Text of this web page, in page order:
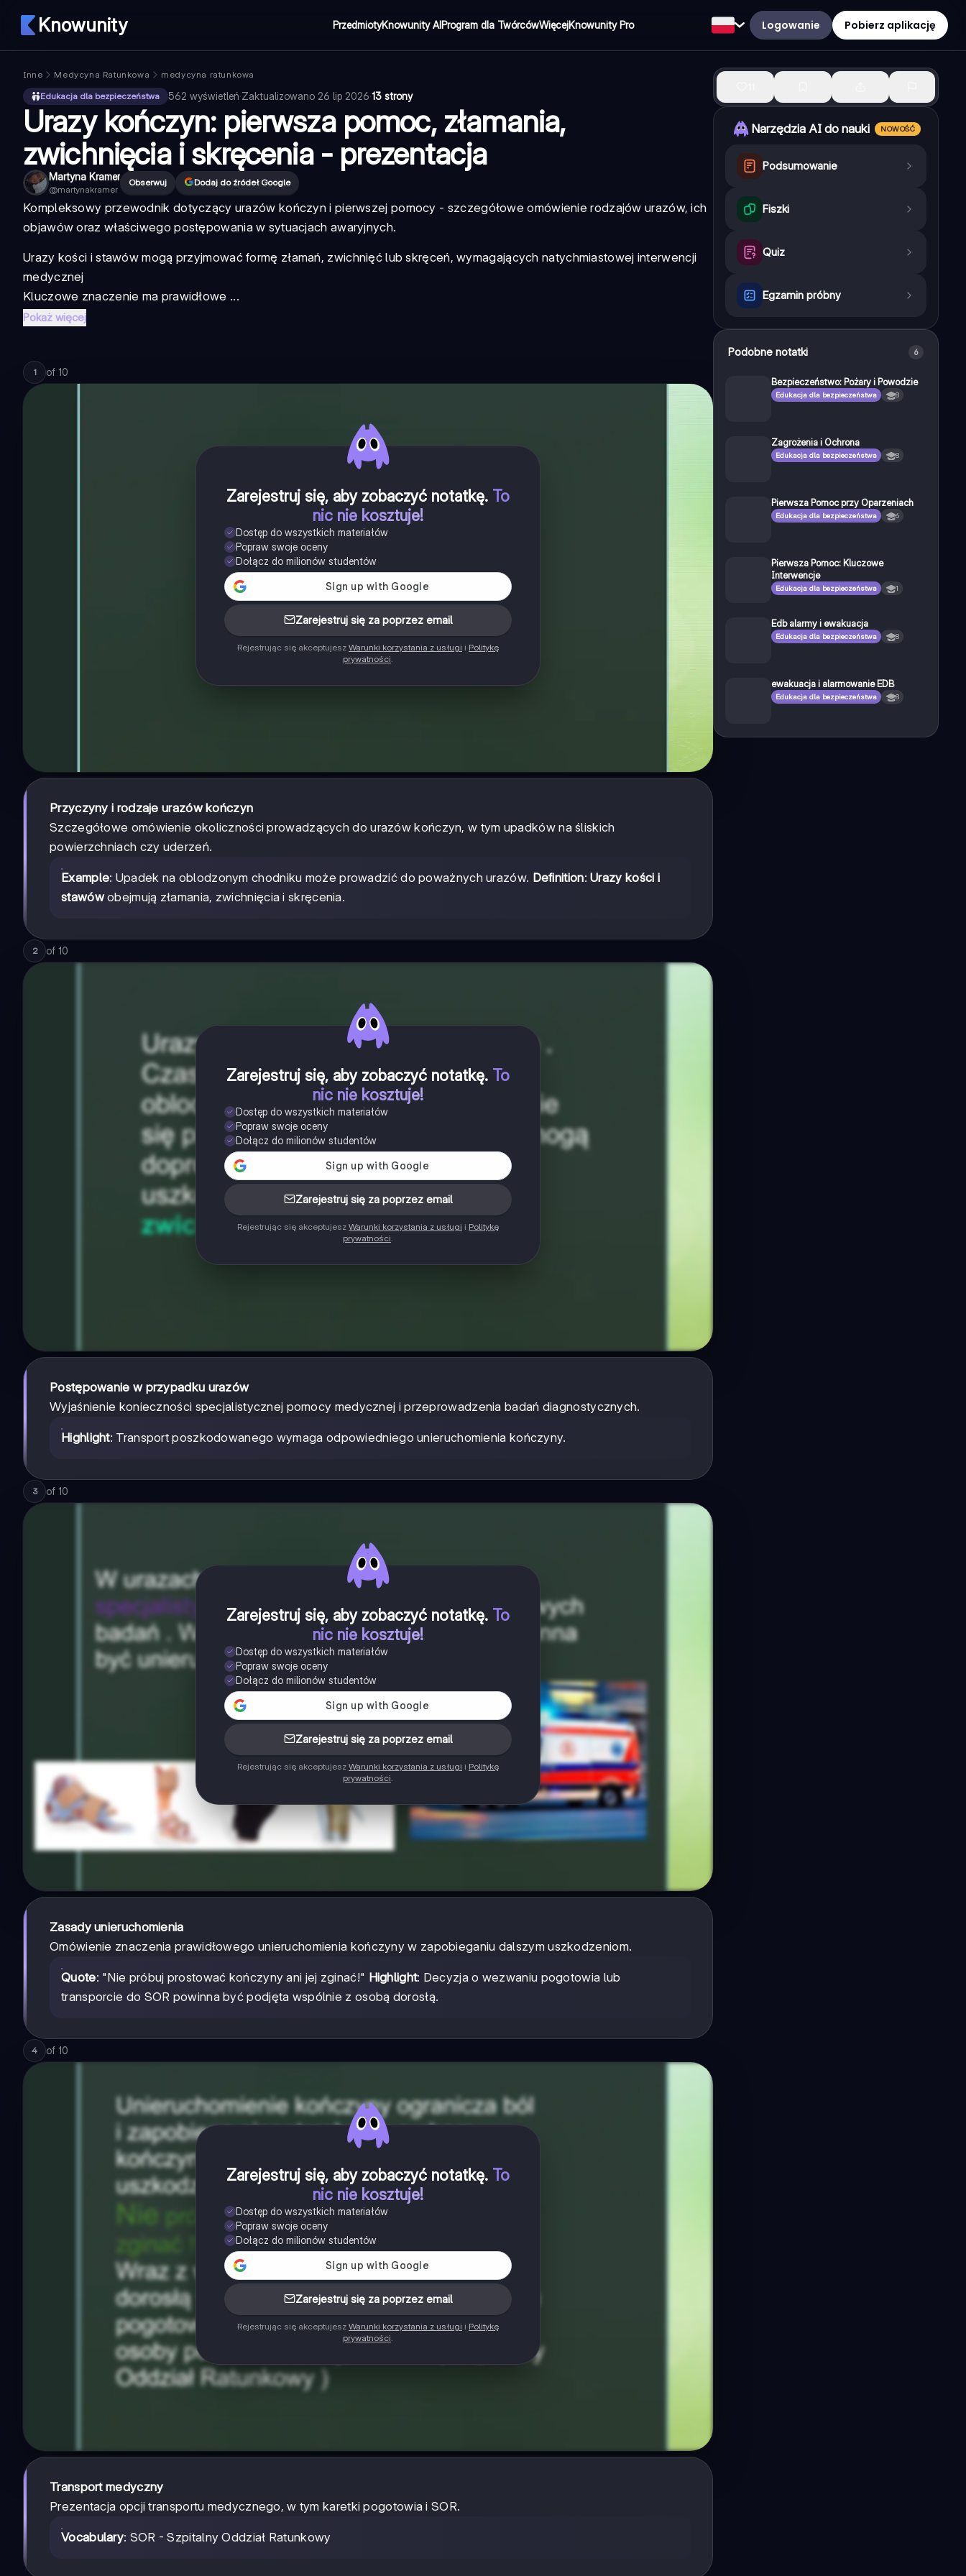
Knowunity PrzedmiotyKnowunity AIProgram dla TwórcówWięcejKnowunity Pro Logowanie Pobierz aplikację
Inne Medycyna Ratunkowa
medycyna ratunkowa
Edukacja dla bezpieczeństwa
562 wyświetleń·Zaktualizowano 26 lip 2026·13 strony
Urazy kończyn: pierwsza pomoc, złamania,
zwichnięcia i skręcenia - prezentacja
Martyna Kramer
@martynakramer
Obserwuj Dodaj do źródeł Google
Kompleksowy przewodnik dotyczący urazów kończyn i pierwszej pomocy - szczegółowe omówienie rodzajów urazów, ich
objawów oraz właściwego postępowania w sytuacjach awaryjnych.
Urazy kości i stawów mogą przyjmować formę złamań, zwichnięć lub skręceń, wymagających natychmiastowej interwencji
medycznej
Kluczowe znaczenie ma prawidłowe ...
Pokaż więcej
1 of 10
Zarejestruj się, aby zobaczyć notatkę. To
nic nie kosztuje!
Dostęp do wszystkich materiałów
Popraw swoje oceny
Dołącz do milionów studentów
Zarejestruj się za poprzez email
Rejestrując się akceptujesz Warunki korzystania z usługi i Politykę
prywatności.
Przyczyny i rodzaje urazów kończyn
Szczegółowe omówienie okoliczności prowadzących do urazów kończyn, w tym upadków na śliskich
powierzchniach czy uderzeń.
Example: Upadek na oblodzonym chodniku może prowadzić do poważnych urazów. Definition:Urazy kości i
stawówobejmują złamania, zwichnięcia i skręcenia.
2 of 10
Zarejestruj się, aby zobaczyć notatkę. To
nic nie kosztuje!
Dostęp do wszystkich materiałów
Popraw swoje oceny
Dołącz do milionów studentów
Zarejestruj się za poprzez email
Rejestrując się akceptujesz Warunki korzystania z usługi i Politykę
prywatności
Postępowanie w przypadku urazów
Wyjaśnienie konieczności specjalistycznej pomocy medycznej i przeprowadzenia badań diagnostycznych.
Highlight: Transport poszkodowanego wymaga odpowiedniego unieruchomienia kończyny.
3 of 10
Zarejestruj się, aby zobaczyć notatkę. To
nic nie kosztuje!
Dostęp do wszystkich materiałów
Popraw swoje oceny
Dołącz do milionów studentów
Zarejestruj się za poprzez email
Rejestrując się akceptujesz Warunki korzystania z usługi i Politykę
prywatności.
Zasady unieruchomienia
Omówienie znaczenia prawidłowego unieruchomienia kończyny w zapobieganiu dalszym uszkodzeniom.
Quote: "Nie próbuj prostować kończyny ani jej zginać!" Highlight: Decyzja o wezwaniu pogotowia lub
transporcie do SOR powinna być podjęta wspólnie z osobą dorosłą.
4 of 10
Zarejestruj się, aby zobaczyć notatkę. To
nic nie kosztuje!
Dostęp do wszystkich materiałów
Popraw swoje oceny
Dołącz do milionów studentów
Zarejestruj się za poprzez email
Rejestrując się akceptujesz Warunki korzystania z usługi i Politykę
prywatności
Transport medyczny
Prezentacja opcji transportu medycznego, w tym karetki pogotowia i SOR.
Vocabulary: SOR - Szpitalny Oddział Ratunkowy
Narzędzia AI do nauki NOWOŚĆ
Podsumowanie
Fiszki
Quiz
Egzamin próbny
Podobne notatki 6
Bezpieczeństwo: Pożary i Powodzie
Edukacja dla bezpieczeństwa 8
Zagrożenia i Ochrona
Edukacja dla bezpieczeństwa 8
Pierwsza Pomoc przy Oparzeniach
Edukacja dla bezpieczeństwa 6
Pierwsza Pomoc: Kluczowe
Interwencje
Edukacja dla bezpieczeństwa 1
Edb alarmy i ewakuacja
Edukacja dla bezpieczeństwa 8
ewakuacja i alarmowanie EDB
Edukacja dla bezpieczeństwa 8